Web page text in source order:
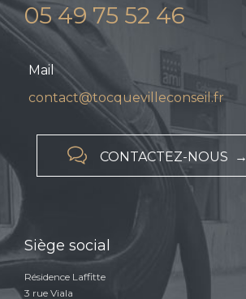
05 49 75 52 46
Mail
contact@tocquevilleconseil.fr
 CONTACTEZ-NOUS →
Siège social
Résidence Laffitte
3 rue Viala